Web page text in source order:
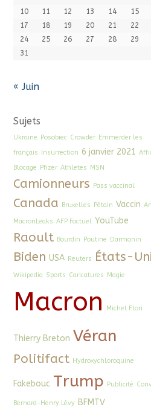
10
11 12 13 14 15
17
18 19 20 21 22
24
25 26 27 28 29
31
« Juin
Sujets
Ukraine Posobiec Crowder Emmerder les
français
Insurrection 6 janvier 2021
Blocage
Pfizer Athletes MSN
Camionneurs Pass vaccinal
Canada Bruxelles Pétain Vaccin
MacronLeaks AFP Factuel YouTube
Raoult Bourdin Poutine Darmanin
Biden USA Reuters États-
Wikipedia Sports Caricatures Magie
Macron Michel Flori
Thierry Breton Véran
Politifact Hydroxychloroquine
Fakebouc Trump Publicité
Bernard-Henry Lévy BFMTV